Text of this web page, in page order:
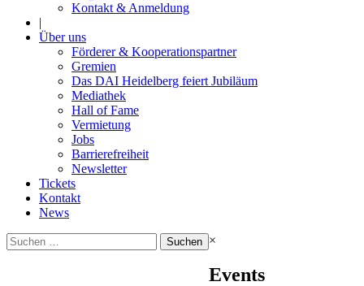
Kontakt & Anmeldung
|
Über uns
Förderer & Kooperationspartner
Gremien
Das DAI Heidelberg feiert Jubiläum
Mediathek
Hall of Fame
Vermietung
Jobs
Barrierefreiheit
Newsletter
Tickets
Kontakt
News
Suchen
nach:
×
Events